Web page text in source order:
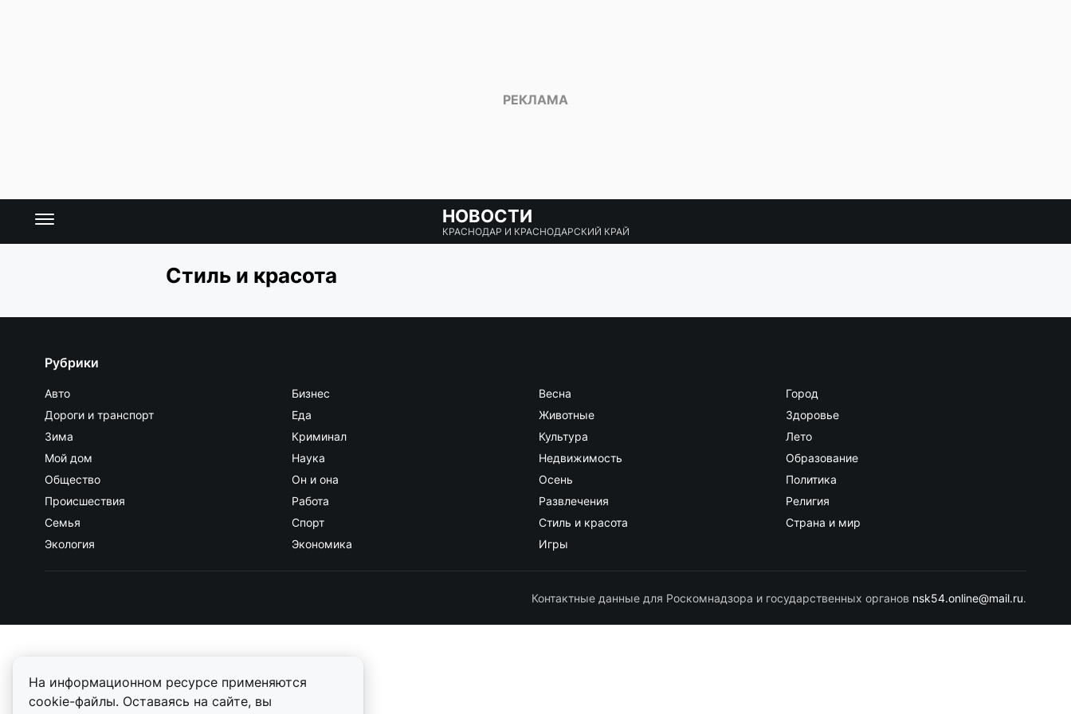
На информационном ресурсе применяются
cookie-файлы. Оставаясь на сайте, вы
НОВОСТИ
КРАСНОДАР И КРАСНОДАРСКИЙ КРАЙ
Стиль и красота
Рубрики
Авто Бизнес Весна
Город
Дороги и транспорт
Еда Животные
Здоровье
Зима
Криминал Культура
Лето
Мой дом
Наука Недвижимость
Образование
Общество
Он и она Осень
Политика
Происшествия
Работа Развлечения
Религия
Семья
Спорт Стиль и красота
Страна и мир
Экология
Экономика Игры
Контактные данные для Роскомнадзора и государственных органов nsk54.online@mail.ru.